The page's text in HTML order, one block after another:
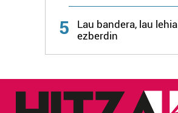
5
Lau bandera, lau lehia
ezberdin